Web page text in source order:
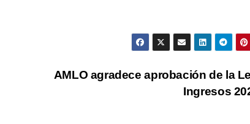
AMLO agradece aprobación de la
Ingresos